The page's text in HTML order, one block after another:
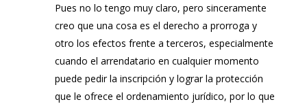
Pues no lo tengo muy claro, pero sinceramente
creo que una cosa es el derecho a prorroga y
otro los efectos frente a terceros, especialmente
cuando el arrendatario en cualquier momento
puede pedir la inscripción y lograr la protección
que le ofrece el ordenamiento jurídico, por lo que